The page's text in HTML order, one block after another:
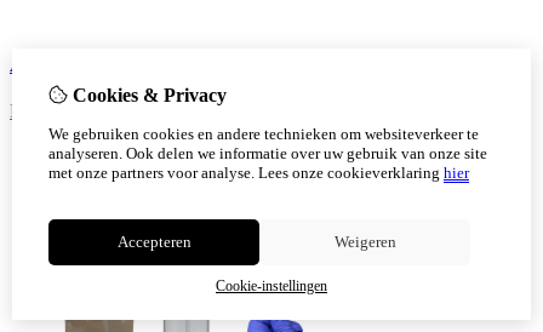
Anti druk
Bekijk!
Cookies & Privacy
We gebruiken cookies en andere technieken om websiteverkeer te
analyseren. Ook delen we informatie over uw gebruik van onze site
met onze partners voor analyse. Lees onze cookieverklaring hier
Accepteren Weigeren
Cookie-instellingen